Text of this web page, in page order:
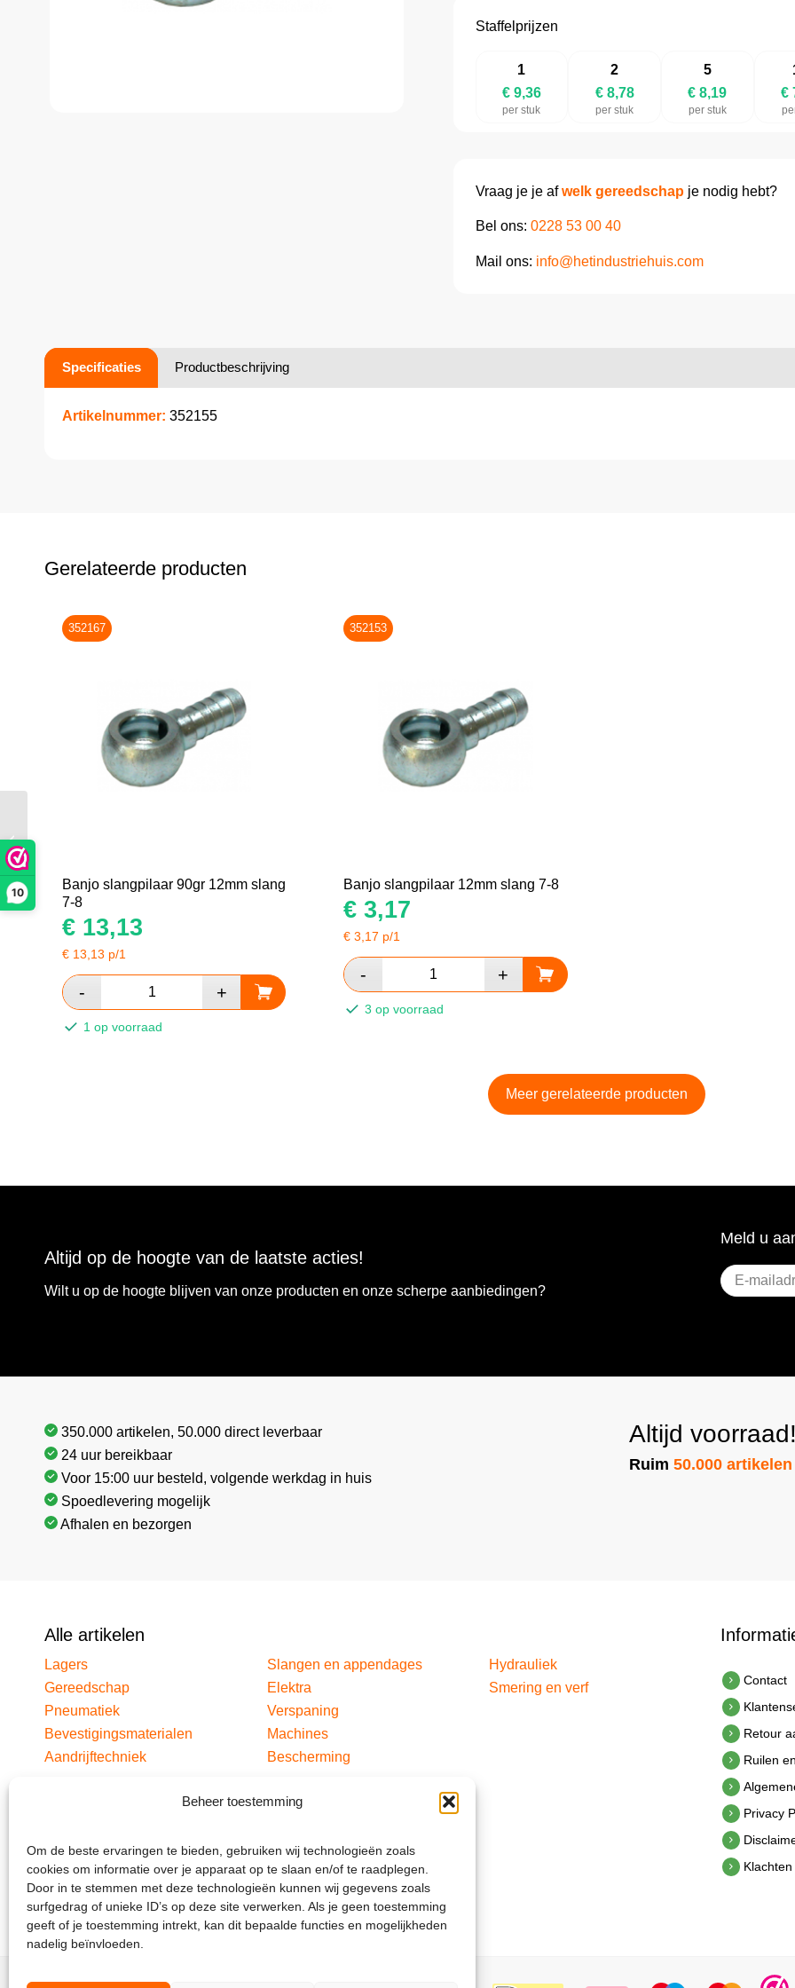
10
Beheer toestemming
Om de beste ervaringen te bieden, gebruiken wij technologieën zoals
cookies om informatie over je apparaat op te slaan en/of te raadplegen.
Door in te stemmen met deze technologieën kunnen wij gegevens zoals
surfgedrag of unieke ID’s op deze site verwerken. Als je geen toestemming
geeft of je toestemming intrekt, kan dit bepaalde functies en mogelijkheden
nadelig beïnvloeden.
Staffelprijzen
1
€ 9,36
per stuk
2
€ 8,78
per stuk
5
€ 8,19
per stuk
€
Vraag je je afwelk gereedschapje nodig hebt?
Bel ons: 0228 53 00 40
Mail ons: info@hetindustriehuis.com
Specificaties Productbeschrijving
Artikelnummer: 352155
Gerelateerde producten
352167
Banjo slangpilaar 90gr 12mm slang
7-8
€ 13,13
€ 13,13 p/1
1 op voorraad
352153
Banjo slangpilaar 12mm slang 7-8
€ 3,17
€3,17 p/1
3 op voorraad
Meer gerelateerde producten
Altijd op de hoogte van de laatste acties!
Wilt u op de hoogte blijven van onze producten en onze scherpe aanbiedingen?
Meld u
E-
mailadres
350.000 artikelen, 50.000 direct leverbaar
24 uur bereikbaar
Voor 15:00 uur besteld, volgende werkdag in huis
Spoedlevering mogelijk
Afhalen en bezorgen
Altijd
Ruim50.000 artikelen
Alle artikelen
Lagers
Gereedschap
Pneumatiek
Bevestigingsmaterialen
Aandrijftechniek
Slangen en appendages
Elektra
Verspaning
Machines
Bescherming
Hydrauliek
Smering en verf
Contact
Retour
Ruilen
Privacy
Klachten
slang 7-8